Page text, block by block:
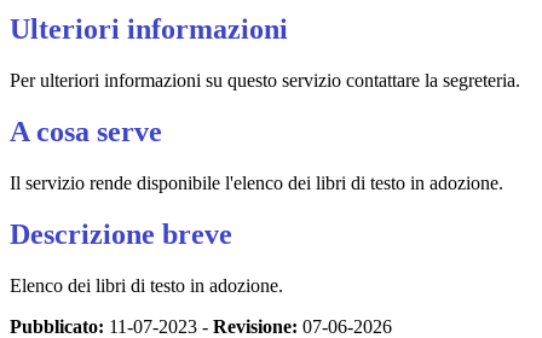
Ulteriori informazioni
Per ulteriori informazioni su questo servizio contattare la segreteria.
A cosa serve
Il servizio rende disponibile l'elenco dei libri di testo in adozione.
Descrizione breve
Elenco dei libri di testo in adozione.
Pubblicato: 11-07-2023 - Revisione: 07-06-2026